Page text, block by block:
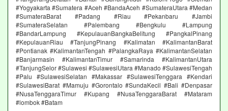
#Yogyakarta #Sumatera #Aceh #BandaAceh #SumateraUtara #Medan
#SumateraBarat #Padang #Riau #Pekanbaru #Jambi
#SumateraSelatan #Palembang #Bengkulu #Lampung
#BandarLampung #KepulauanBangkaBelitung #PangkalPinang
#KepulauanRiau #TanjungPinang #Kalimatan #KalimantanBarat
#Pontianak #KalimantanTengah #PalangkaRaya #KalimantanSelatan
#Banjarmasin #KalimantanTimur #Samarinda #KalimantanUtara
#TanjungSelor #Sulawesi #SulawesiUtara #Manado #SulawesiTengah
#Palu #SulawesiSelatan #Makassar #SulawesiTenggara #Kendari
#SulawesiBarat #Mamuju #Gorontalo #SundaKecil #Bali #Denpasar
#NusaTenggaraTimur #Kupang #NusaTenggaraBarat #Mataram
#lombok #Batam